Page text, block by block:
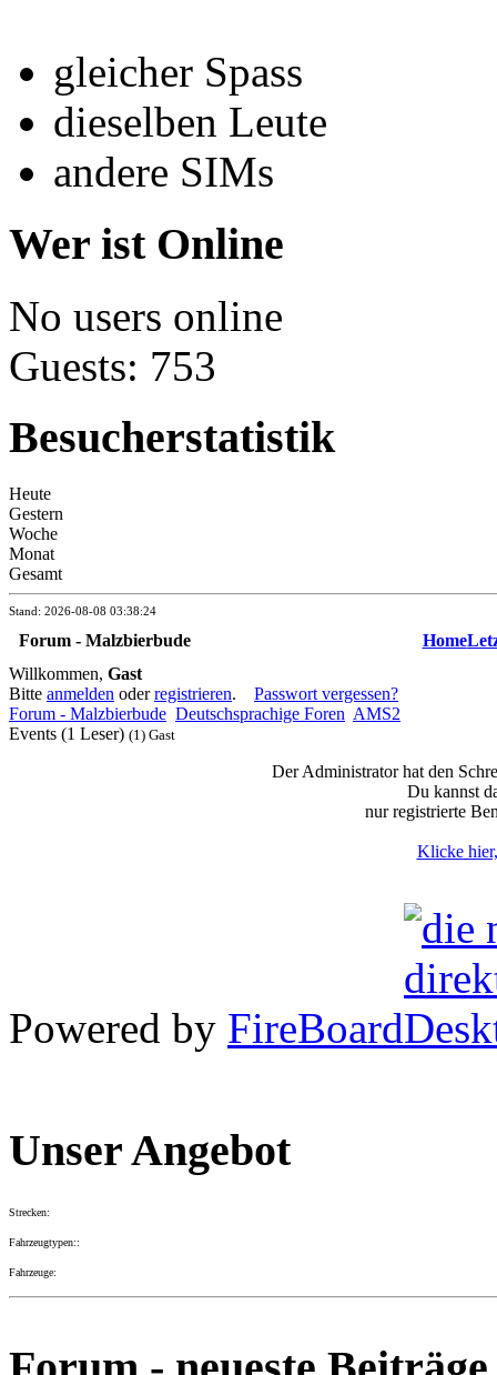
gleicher Spass
dieselben Leute
andere SIMs
Wer ist Online
No users online
Guests: 753
Besucherstatistik
Heute
Gestern
Woche
Monat
Gesamt
Stand: 2026-08-08 03:38:24
Forum - Malzbierbude Home
Willkommen, Gast
Bitte anmelden oderregistrieren. Passwort vergessen?
Forum - Malzbierbude Deutschsprachige Foren AMS2
Events (1 Leser) (1) Gast
Der Administrator hat den
Du kannst
nur registrierte
Klicke
Powered by FireBoard
Unser Angebot
Strecken:
Fahrzeugtypen::
Fahrzeuge: